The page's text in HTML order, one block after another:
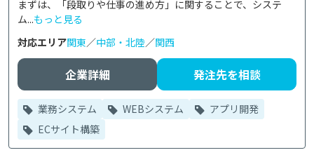
まずは、「段取りや仕事の進め方」に関することで、システ
ム...もっと見る
対応エリア関東／中部・北陸／関西
企業詳細 発注先を相談
業務システム WEBシステム
アプリ開発
ECサイト構築